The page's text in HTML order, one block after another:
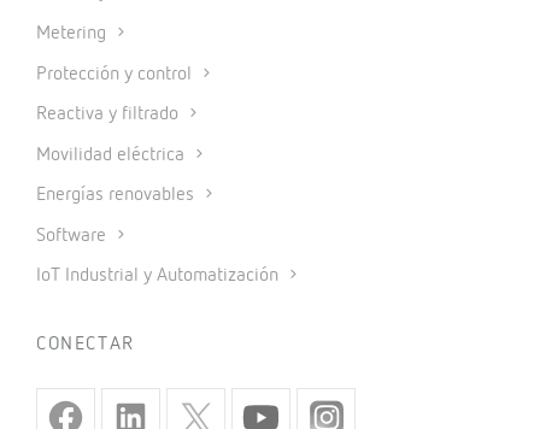
Metering
Protección y control
Reactiva y filtrado
Movilidad eléctrica
Energías renovables
Software
IoT Industrial y Automatización
CONECTAR